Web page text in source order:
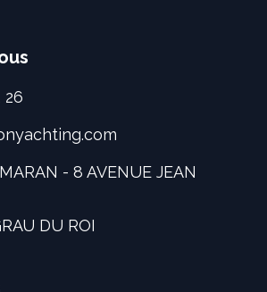
26
- 8 AVENUE JEAN
DU ROI